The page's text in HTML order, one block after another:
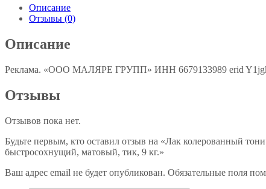
Описание
Отзывы (0)
Описание
Реклама. «ООО МАЛЯРЕ ГРУПП» ИНН 6679133989 erid
Отзывы
Отзывов пока нет.
Будьте первым, кто оставил отзыв на «Лак колерованный
быстросохнущий, матовый, тик, 9 кг.»
Ваш адрес email не будет опубликован. Обязательные поля